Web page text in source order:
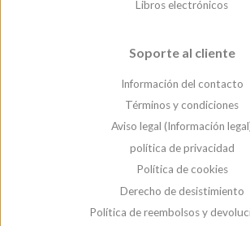
Libros electrónicos
Soporte al cliente
Información del contacto
Términos y condiciones
Aviso legal (Información
política de privacidad
Política de cookies
Derecho de desistimiento
Política de reembolsos y